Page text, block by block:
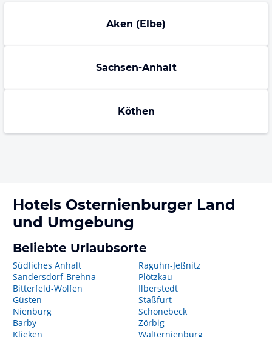
Aken (Elbe)
Sachsen-Anhalt
Köthen
Hotels Osternienburger Land
und Umgebung
Beliebte Urlaubsorte
Südliches Anhalt
Sandersdorf-Brehna
Bitterfeld-Wolfen
Güsten
Nienburg
Barby
Klieken
Raguhn-Jeßnitz
Plötzkau
Ilberstedt
Staßfurt
Schönebeck
Zörbig
Walternienburg